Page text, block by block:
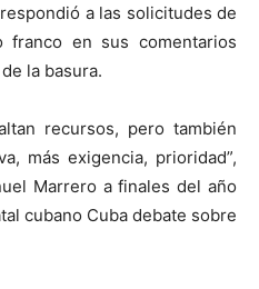
a las solicitudes de
franco en sus comentarios
la basura.
recursos, pero también
más exigencia, prioridad”,
Marrero a finales del año
cubano Cuba debate sobre